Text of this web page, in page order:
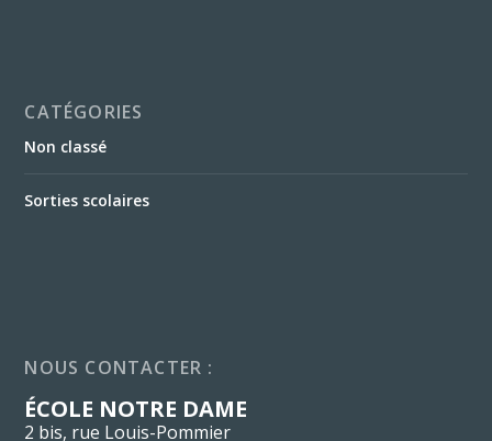
CATÉGORIES
Non classé
Sorties scolaires
NOUS CONTACTER :
ÉCOLE NOTRE DAME
2 bis, rue Louis-Pommier